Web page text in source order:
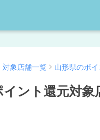
対象店舗一覧 山形県のポ
ント還元対象